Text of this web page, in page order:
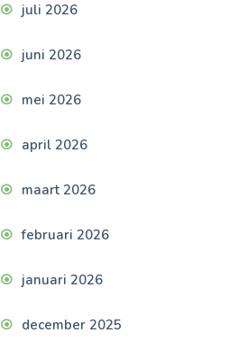
juli 2026
juni 2026
mei 2026
april 2026
maart 2026
februari 2026
januari 2026
december 2025